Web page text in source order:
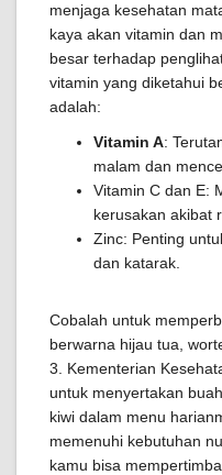
menjaga kesehatan
kaya akan vitamin dan
besar terhadap
vitamin yang diketahui
adalah:
Vitamin A:
malam dan
Vitamin C dan E:
kerusakan akibat
Zinc: Penting
dan katarak.
Cobalah untuk
berwarna hijau tua,
3. Kementerian
untuk menyertakan
kiwi dalam menu
memenuhi kebutuhan
kamu bisa